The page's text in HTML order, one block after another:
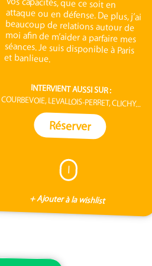
et banlieue.
INTERVIENT AUSSI SUR :
COURBEVOIE, LEVALLOIS-PERRET, CLICHY...
Réserver
I
+ Ajouter à la wishlist